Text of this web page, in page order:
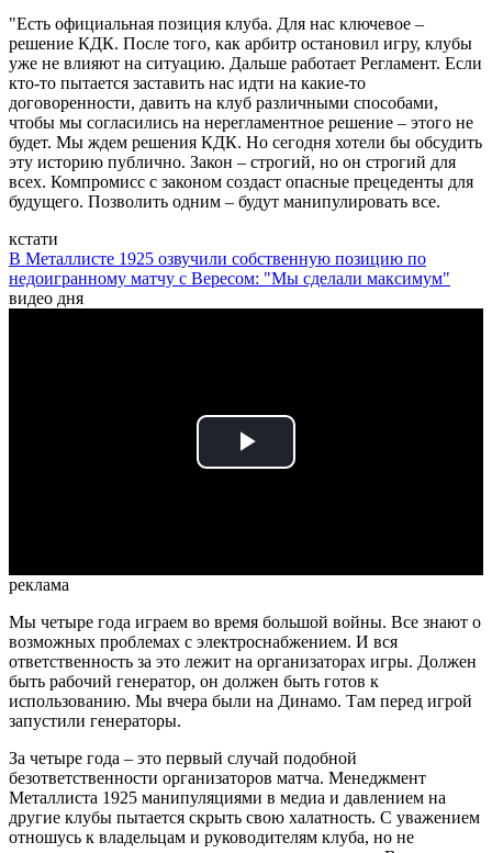
"Есть официальная позиция клуба. Для нас ключевое –
решение КДК. После того, как арбитр остановил игру, клубы
уже не влияют на ситуацию. Дальше работает Регламент. Если
кто-то пытается заставить нас идти на какие-то
договоренности, давить на клуб различными способами,
чтобы мы согласились на нерегламентное решение – этого не
будет. Мы ждем решения КДК. Но сегодня хотели бы обсудить
эту историю публично. Закон – строгий, но он строгий для
всех. Компромисс с законом создаст опасные прецеденты для
будущего. Позволить одним – будут манипулировать все.
кстати
В Металлисте 1925 озвучили собственную позицию по
недоигранному матчу с Вересом: "Мы сделали максимум"
видео дня
Play
реклама
Мы четыре года играем во время большой войны. Все знают о
возможных проблемах с электроснабжением. И вся
ответственность за это лежит на организаторах игры. Должен
быть рабочий генератор, он должен быть готов к
использованию. Мы вчера были на Динамо. Там перед игрой
запустили генераторы.
За четыре года – это первый случай подобной
безответственности организаторов матча. Менеджмент
Металлиста 1925 манипуляциями в медиа и давлением на
другие клубы пытается скрыть свою халатность. С уважением
отношусь к владельцам и руководителям клуба, но не